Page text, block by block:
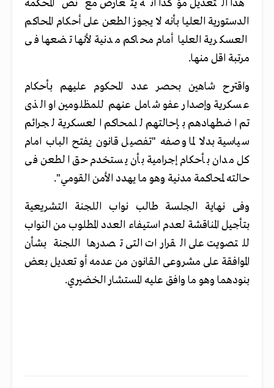
هذا التعديل مؤكدا أنه يتعارض مع نص المحكمة
الدستورية العليا بأنه لا يجوز الطعن على أحكام المحاكم
العسكرية العليا أمام محاكم مدنية لأنها تضعها فى
مرتبة اقل منها.
واقترح شاهين بحصر عدد المحكوم عليهم بأحكام
عسكرية وإصدار عفو شامل عنهم للمظلومين او الذى
تم اضطهادهم بإحالتهم للمحاكم العسكرية لجرائم
سياسية بدلا لما وصفه "تفصيل قانون يفتح الباب امام
كل مدان بأحكام إجرامية بأن يستخدم حق الطعن فى
حالته لمحاكمة مدنية وهو ما يهدد الأمن القومي".
وفى نهاية الجلسة طالب نواب اللجنة التشريعية
بتأجيل المناقشة لعدم استيفاء العدد المطلوب من النواب
للتصويت على القرارات التى تصدرها اللجنة بشأن
الموافقة على مشروعى القانون من عدمه أو تعديل بعض
بنودهما وهو ما وافق عليه المستشار الخضيري.